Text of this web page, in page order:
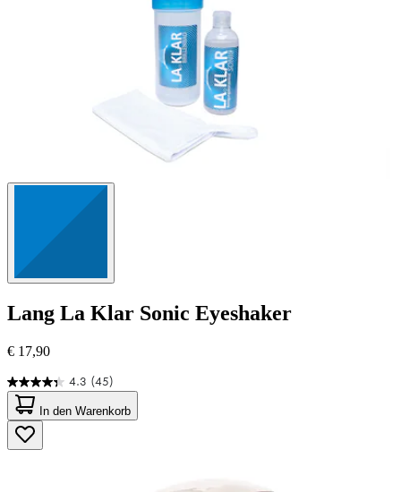
Lang La Klar Sonic Eyeshaker
€ 17,90
4.3 (45)
4.3
von
5
Sternen.
45
In den Warenkorb